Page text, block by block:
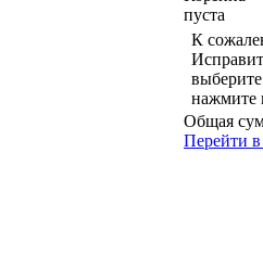
пуста
К
нажмите
Общая
Перейти в